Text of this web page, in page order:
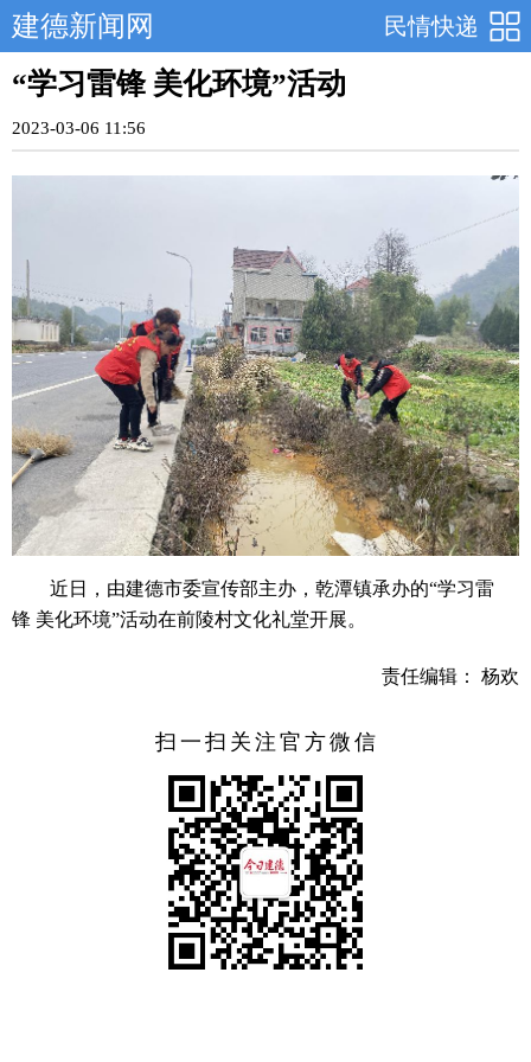
民情快递
建德新闻网
“学习雷锋 美化环境”活动
2023-03-06 11:56
近日，由建德市委宣传部主办，乾潭镇承办的“学习雷
锋 美化环境”活动在前陵村文化礼堂开展。
责任编辑： 杨欢
扫一扫关注官方微信